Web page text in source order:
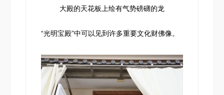
大殿的天花板上绘有气势磅礴的龙
“光明宝殿”中可以见到许多重要文化财佛像。